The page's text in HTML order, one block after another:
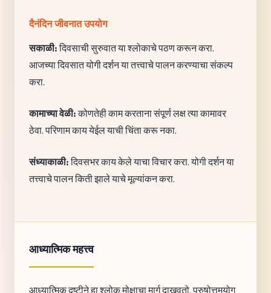
दैनंदिन जीवनात उपयोग
सकाळी:दिवसाची सुरुवात या श्लोकाचे पठण करून करा.
आजच्या दिवसात योगी दर्शन या तत्त्वाचे पालन करण्याचा संकल्प
करा.
कामाच्या वेळी:कोणतेही काम करताना संपूर्ण लक्ष त्या कामावर
ठेवा. परिणाम काय येईल याची चिंता करू नका.
संध्याकाळी:दिवसभर काय केले याचा विचार करा. योगी दर्शन या
तत्त्वाचे पालन किती झाले याचे मूल्यांकन करा.
आध्यात्मिक महत्त्व
आध्यात्मिक दृष्टीने हा श्लोक मोक्षाचा मार्ग दाखवतो. पुरुषोत्तमयोग